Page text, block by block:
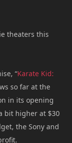
theaters this
“Karate Kid:
so far at the
in its opening
bit higher at $30
the Sony and